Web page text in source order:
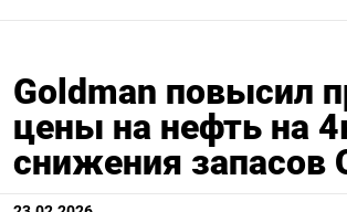
Goldman повысил
цены на нефть на
снижения запасов